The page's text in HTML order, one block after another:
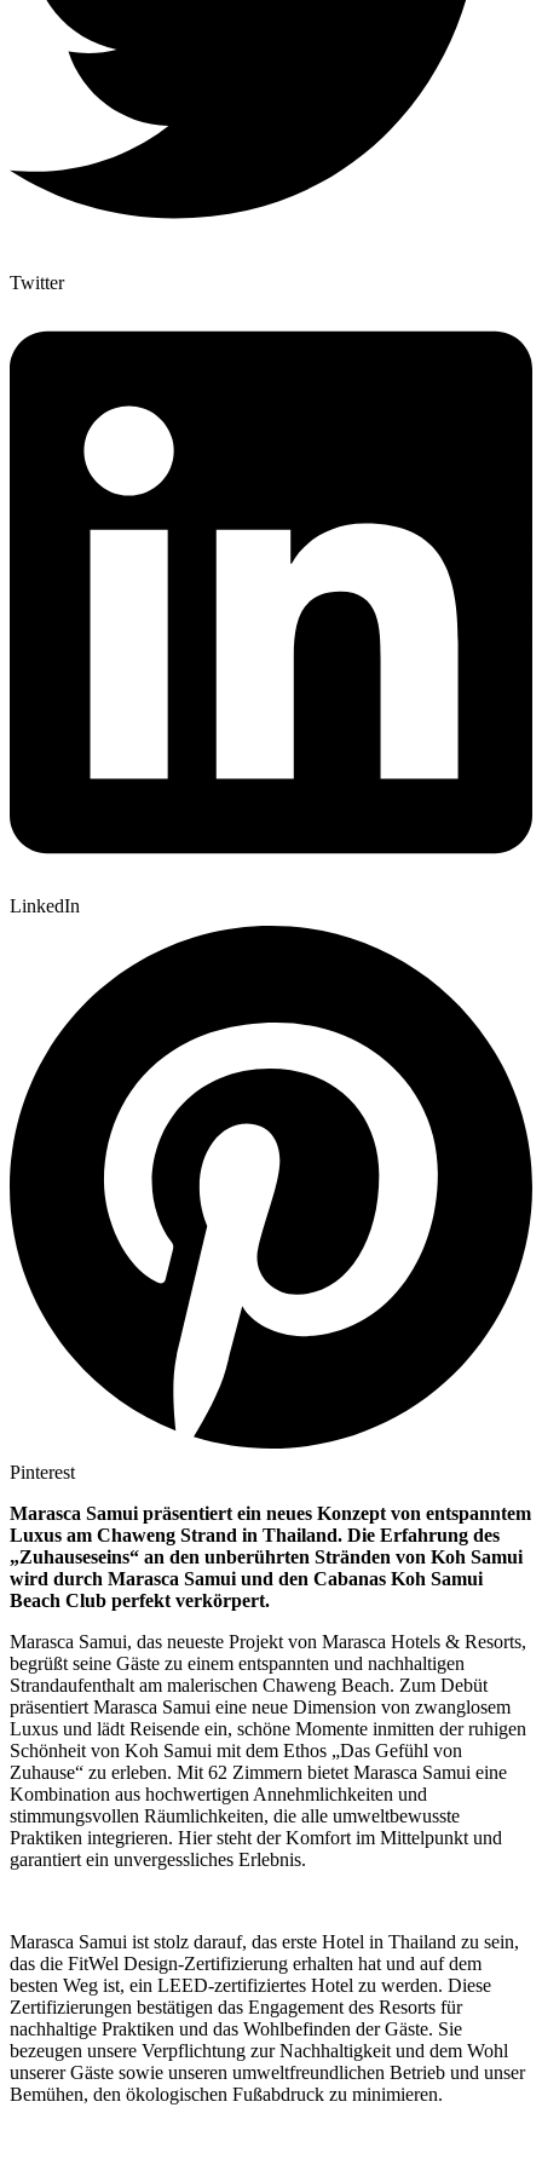
Twitter
LinkedIn
Pinterest
Marasca Samui präsentiert ein neues Konzept von entspanntem
Luxus am Chaweng Strand in Thailand. Die Erfahrung des
„Zuhauseseins“ an den unberührten Stränden von Koh Samui
wird durch Marasca Samui und den Cabanas Koh Samui
Beach Club perfekt verkörpert.
Marasca Samui, das neueste Projekt von Marasca Hotels & Resorts,
begrüßt seine Gäste zu einem entspannten und nachhaltigen
Strandaufenthalt am malerischen Chaweng Beach. Zum Debüt
präsentiert Marasca Samui eine neue Dimension von zwanglosem
Luxus und lädt Reisende ein, schöne Momente inmitten der ruhigen
Schönheit von Koh Samui mit dem Ethos „Das Gefühl von
Zuhause“ zu erleben. Mit 62 Zimmern bietet Marasca Samui eine
Kombination aus hochwertigen Annehmlichkeiten und
stimmungsvollen Räumlichkeiten, die alle umweltbewusste
Praktiken integrieren. Hier steht der Komfort im Mittelpunkt und
garantiert ein unvergessliches Erlebnis.
Marasca Samui ist stolz darauf, das erste Hotel in Thailand zu sein,
das die FitWel Design-Zertifizierung erhalten hat und auf dem
besten Weg ist, ein LEED-zertifiziertes Hotel zu werden. Diese
Zertifizierungen bestätigen das Engagement des Resorts für
nachhaltige Praktiken und das Wohlbefinden der Gäste. Sie
bezeugen unsere Verpflichtung zur Nachhaltigkeit und dem Wohl
unserer Gäste sowie unseren umweltfreundlichen Betrieb und unser
Bemühen, den ökologischen Fußabdruck zu minimieren.